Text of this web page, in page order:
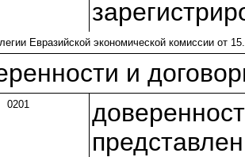
Евразийской экономической комиссии от
и
0201